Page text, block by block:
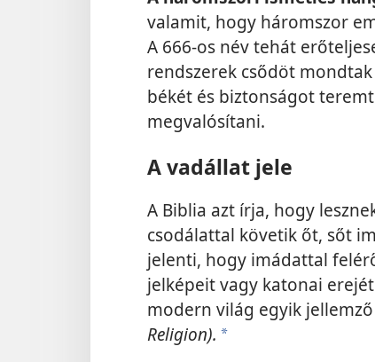
valamit, hogy háromszor
A 666-os név tehát
rendszerek csődöt
békét és biztonságot
megvalósítani.
A vadállat jele
A Biblia azt írja, hogy
csodálattal követik őt, sőt
jelenti, hogy imádattal
jelképeit vagy katonai
modern világ egyik
Religion). a